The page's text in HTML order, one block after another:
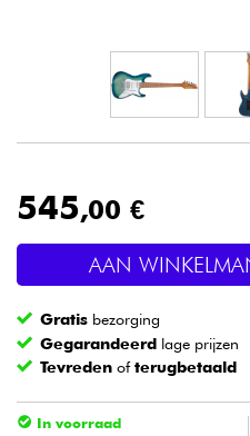
Licht
Drums & percussie
Blaasinstrument
545,00 €
AAN
Gratis bezorging
Gegarandeerd lage prijzen
Tevreden ofterugbetaald
In voorraad